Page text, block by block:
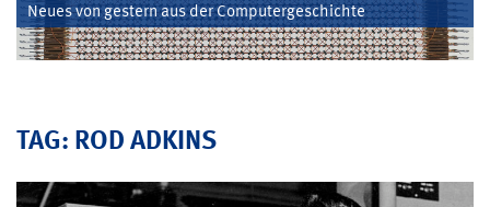
Neues von gestern aus der Computergeschichte
TAG: ROD ADKINS